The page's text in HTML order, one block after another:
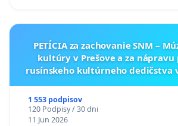
PETÍCIA za zachovanie SNM –
kultúry v Prešove a za nápravu
rusínskeho kultúrneho dedičstva
1 553 podpisov
120 Podpisy / 30 dni
11 Jun 2026